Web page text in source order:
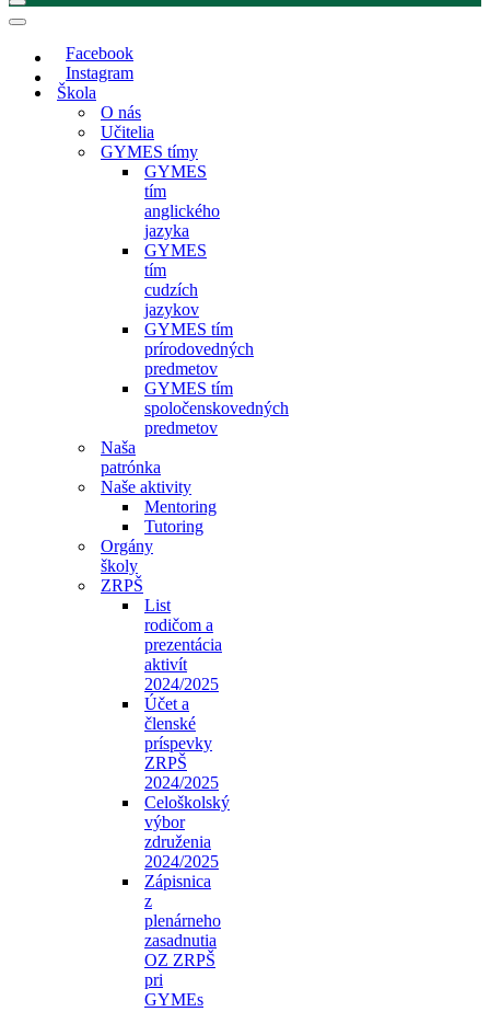
Menu
navigácie
Menu
navigácieFacebook
Instagram
Škola
O nás
Učitelia
GYMES tímy
GYMES
tím
anglického
jazyka
GYMES
tím
cudzích
jazykov
GYMES tím
prírodovedných
predmetov
GYMES tím
spoločenskovedných
predmetov
Naša
patrónka
Naše aktivity
Mentoring
Tutoring
Orgány
školy
ZRPŠ
List
rodičom a
prezentácia
aktivít
2024/2025
Účet a
členské
príspevky
ZRPŠ
2024/2025
Celoškolský
výbor
združenia
2024/2025
Zápisnica
z
plenárneho
zasadnutia
OZ ZRPŠ
pri
GYMEs